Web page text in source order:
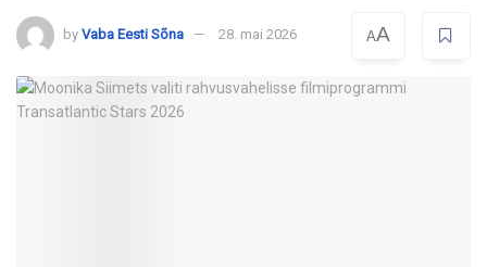
by Vaba Eesti Sõna 28. mai 2026 AA